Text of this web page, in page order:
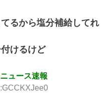
るから塩分補給してれ
けるけど
ュース速報